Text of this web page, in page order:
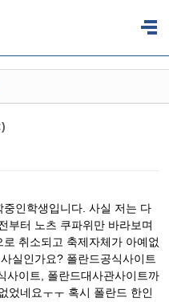
인학생입니다. 사실 저는 다
부터 노츠 쿠파위만 바라보며
취소되고 축제자체가 아예없
실인가요? 폴란드공식사이트
사이트, 폴란드대사관사이트까
었네요ㅜㅜ 혹시 폴란드 한인